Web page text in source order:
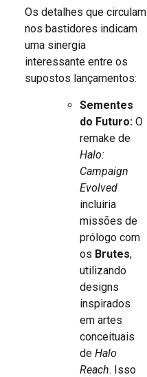
Os detalhes que circulam
nos bastidores indicam
uma sinergia
interessante entre os
supostos lançamentos:
Sementes
do Futuro: O
remake de
Halo:
Campaign
Evolved
incluiria
missões de
prólogo com
os Brutes,
utilizando
designs
inspirados
em artes
conceituais
de Halo
Reach. Isso